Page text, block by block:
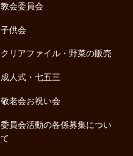
教会委員会
子供会
クリアファイル・野菜の販売
成人式・七五三
敬老会お祝い会
委員会活動の各係募集につい
て